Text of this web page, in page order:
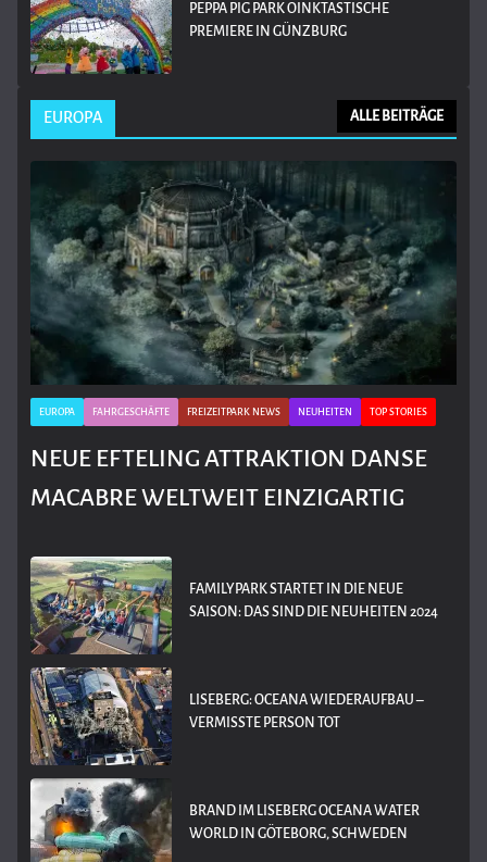
PEPPA PIG PARK OINKTASTISCHE
PREMIERE IN GÜNZBURG
EUROPA ALLE BEITRÄGE
EUROPA FAHRGESCHÄFTE FREIZEITPARK NEWS NEUHEITEN TOP STORIES
NEUE EFTELING ATTRAKTION DANSE
MACABRE WELTWEIT EINZIGARTIG
FAMILYPARK STARTET IN DIE NEUE
SAISON: DAS SIND DIE NEUHEITEN 2024
LISEBERG: OCEANA WIEDERAUFBAU –
VERMISSTE PERSON TOT
BRAND IM LISEBERG OCEANA WATER
WORLD IN GÖTEBORG, SCHWEDEN